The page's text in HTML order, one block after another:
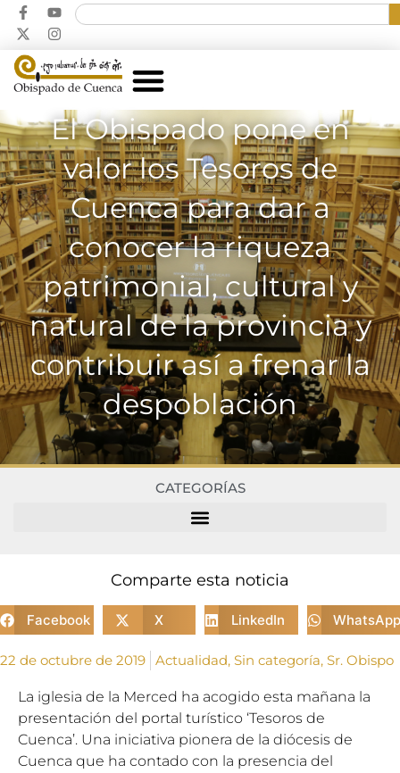
El Obispado pone en
valor los Tesoros de
Cuenca para dar a
conocer la riqueza
patrimonial, cultural y
natural de la provincia y
contribuir así a frenar la
despoblación
CATEGORÍAS
Comparte esta noticia
Facebook X LinkedIn WhatsApp
22 de octubre de 2019 Actualidad, Sin categoría, Sr. Obispo
La iglesia de la Merced ha acogido esta mañana la
presentación del portal turístico ‘Tesoros de
Cuenca’. Una iniciativa pionera de la diócesis de
Cuenca que ha contado con la presencia del